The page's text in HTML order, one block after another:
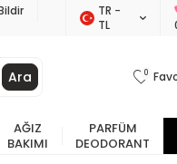
TR −
TL
Ara 0
AĞIZ
BAKIMI
PARFÜM
DEODORANT